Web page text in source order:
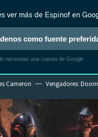
REALITY ANIME
Cameron Vengadores:
ver más de Espinof en
como fuente
necesitas una cuenta de Google